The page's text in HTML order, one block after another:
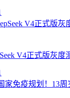
V4正式版灰度